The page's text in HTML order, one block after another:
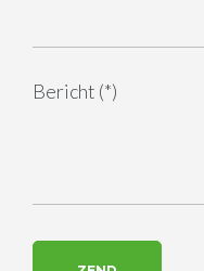
Bericht (*)